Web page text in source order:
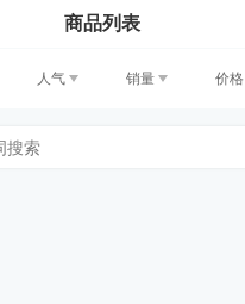
商品列表
人气 销量 价格